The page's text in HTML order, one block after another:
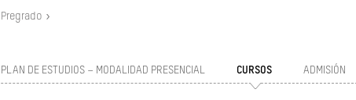
Pregrado
PLAN DE ESTUDIOS – MODALIDAD PRESENCIAL CURSOS ADMISIÓN